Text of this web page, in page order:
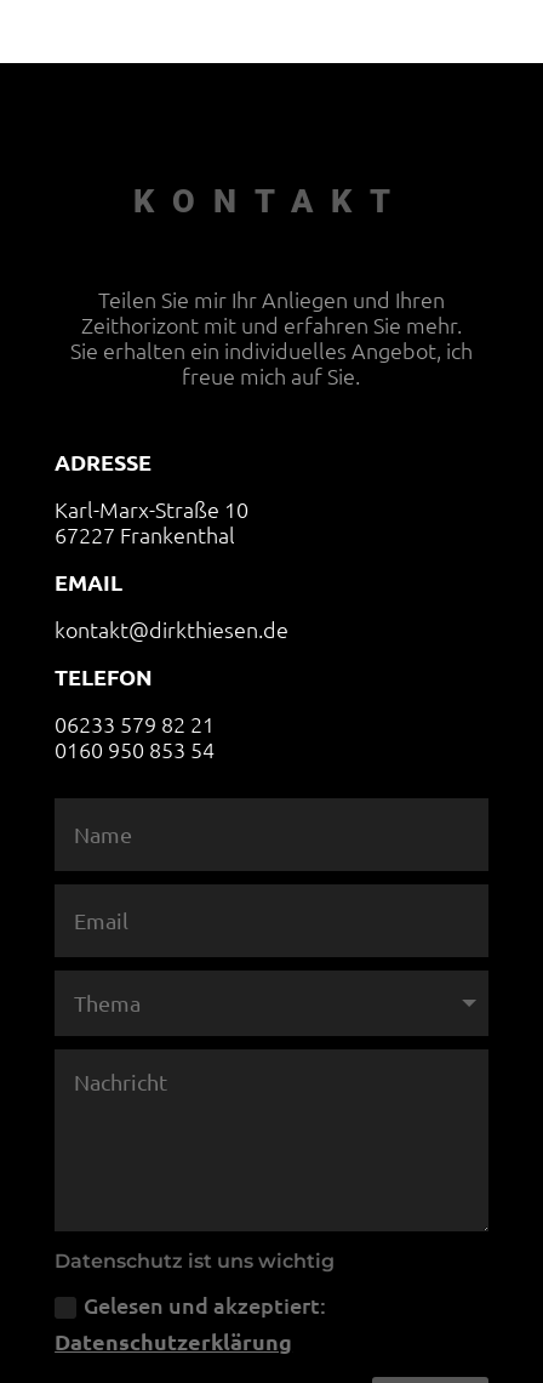
KONTAKT
Teilen Sie mir Ihr Anliegen und Ihren
Zeithorizont mit und erfahren Sie mehr.
Sie erhalten ein individuelles Angebot, ich
freue mich auf Sie.
ADRESSE
Karl-Marx-Straße 10
67227 Frankenthal
EMAIL
kontakt@dirkthiesen.de
TELEFON
06233 579 82 21
0160 950 853 54
Datenschutz ist uns wichtig
Gelesen und akzeptiert:
Datenschutzerklärung